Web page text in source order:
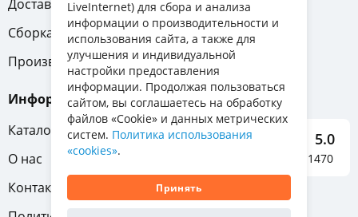
Доставка
Обмен и возврат
Сборка
Гарантия
Производители
Информация
Каталог мебели
О нас
Контакты
5.0
Отзывы о нас 1470
LiveInternet) для сбора и анализа
информации о производительности и
использования сайта, а также для
улучшения и индивидуальной
настройки предоставления
информации. Продолжая пользоваться
сайтом, вы соглашаетесь на обработку
файлов «Cookie» и данных метрических
систем. Политика использования
«cookies».
Принять